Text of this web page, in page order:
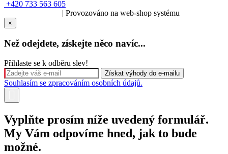
+420 733 563 605
| Provozováno na web-shop systému
×
Než odejdete, získejte něco navíc...
Přihlaste se k odběru slev!
Souhlasím se zpracováním osobních údajů.
Vyplňte prosím níže uvedený formulář.
My Vám odpovíme hned, jak to bude
možné.